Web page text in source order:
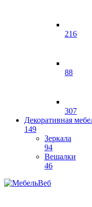
216
88
307
Декоративная
149
Зеркала
94
Вешалки
46